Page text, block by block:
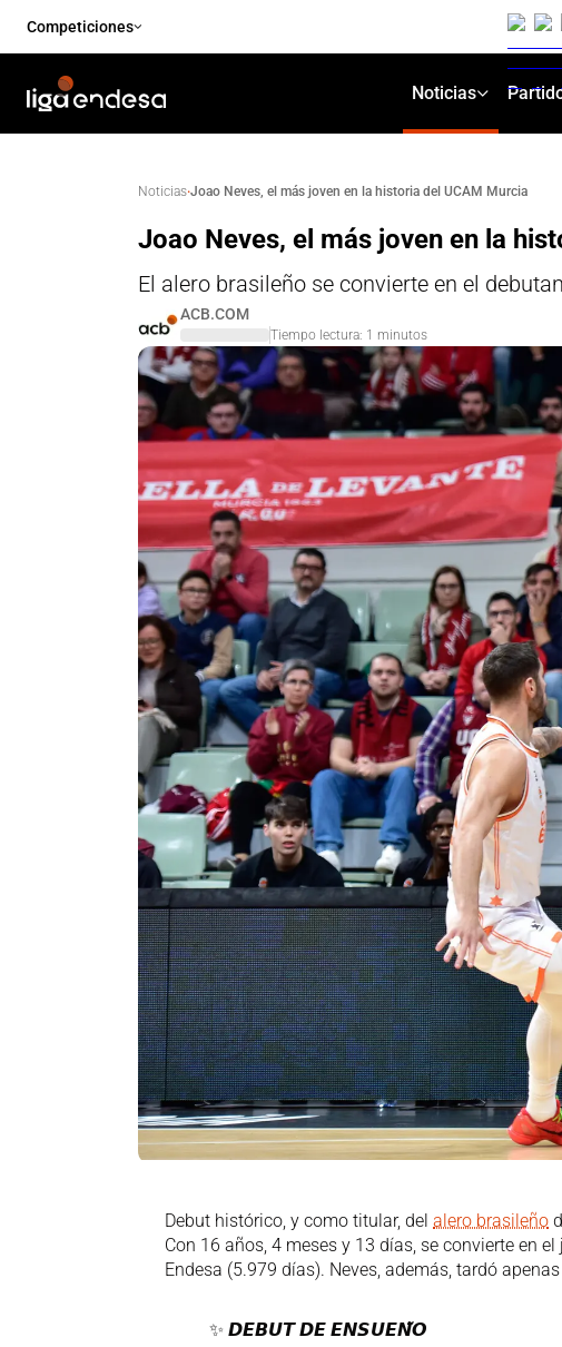
Competiciones
Noticias
Noticias·Joao Neves, el más joven en la historia del UCAM Murcia
Joao Neves, el más joven en la
El alero brasileño se convierte en el
ACB.COM
Tiempo lectura: 1 minutos
Debut histórico, y como titular, del alero brasileño
Con 16 años, 4 meses y 13 días, se convierte en
Endesa (5.979 días). Neves, además, tardó
✨ 𝘿𝙀𝘽𝙐𝙏 𝘿𝙀 𝙀𝙉𝙎𝙐𝙀𝙉̃𝙊